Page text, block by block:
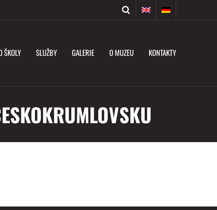
ŠKOLY SLUŽBY GALERIE O MUZEU KONTAKTY